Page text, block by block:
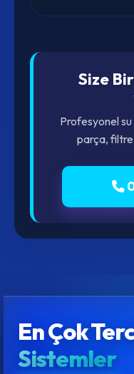
Size
Profesyonel
parça, filtre
En Çok
Sistemler